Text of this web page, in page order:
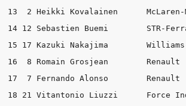
13  2 Heikki Kovalainen
14 12 Sebastien Buemi        STR-
15 17 Kazuki Nakajima
16  8 Romain Grosjean        Renault
17  7 Fernando Alonso
18 21 Vitantonio Liuzzi      Force